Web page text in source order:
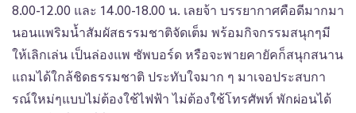
8.00-12.00 และ 14.00-18.00 น. เลยจ้า บรรยากาศคือดีมากมา
นอนแพริมน้ำสัมผัสธรรมชาติจัดเต็ม พร้อมกิจกรรมสนุกๆมี
ให้เลิกเล่น เป็นล่องแพ ซัพบอร์ด หรือจะพายคายัคก็สนุกสนาน
แถมได้ใกล้ชิดธรรมชาติ ประทับใจมาก ๆ มาเจอประสบกา
รณ์ใหม่ๆแบบไม่ต้องใช้ไฟฟ้า ไม่ต้องใช้โทรศัพท์ พักผ่อนได้